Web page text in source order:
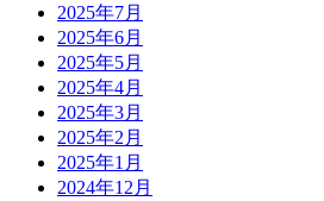
2025年7月
2025年6月
2025年5月
2025年4月
2025年3月
2025年2月
2025年1月
2024年12月